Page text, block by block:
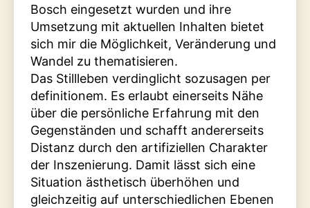
Bosch eingesetzt wurden und ihre
Umsetzung mit aktuellen Inhalten bietet
sich mir die Möglichkeit, Veränderung und
Wandel zu thematisieren.
Das Stillleben verdinglicht sozusagen per
definitionem. Es erlaubt einerseits Nähe
über die persönliche Erfahrung mit den
Gegenständen und schafft andererseits
Distanz durch den artifiziellen Charakter
der Inszenierung. Damit lässt sich eine
Situation ästhetisch überhöhen und
gleichzeitig auf unterschiedlichen Ebenen